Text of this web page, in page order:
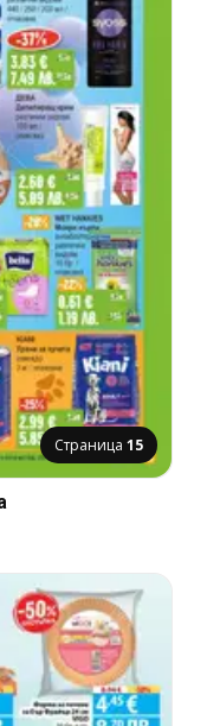
Страница 15